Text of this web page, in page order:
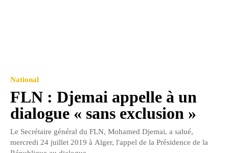
National
FLN : Djemai appelle à un
dialogue « sans exclusion »
Le Secrétaire général du FLN, Mohamed Djemai, a salué,
mercredi 24 juillet 2019 à Alger, l'appel de la Présidence de la